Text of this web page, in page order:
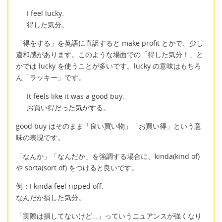
I feel lucky.
得した気分。
「得をする」を英語に直訳すると make profit とかで、少し
違和感があります。このような場面での「得した気分！」と
かでは lucky を使うことが多いです。lucky の意味はもちろ
ん「ラッキー」です。
It feels like it was a good buy.
お買い得だった気がする。
good buy はそのまま「良い買い物」「お買い得」という意
味の表現です。
「なんか」「なんだか」を強調する場合に、kinda(kind of)
や sorta(sort of) をつけると良いです。
例：I kinda feel ripped off.
なんだか損した気分。
「実際は損してないけど…」っていうニュアンスが強くなり